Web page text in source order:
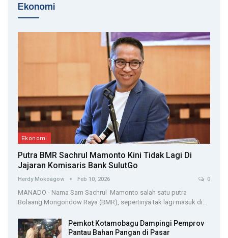
Ekonomi
Ekonomi
Putra BMR Sachrul Mamonto Kini Tidak Lagi Di
Jajaran Komisaris Bank SulutGo
Herdy Mokoagow Feb 10, 2026 0
MANADO - Nama Sam Sachrul Mamonto salah satu putra
Bolaang Mongondow Raya (BMR), sepertinya tak lagi masuk di…
Pemkot Kotamobagu Dampingi Pemprov
Pantau Bahan Pangan di Pasar